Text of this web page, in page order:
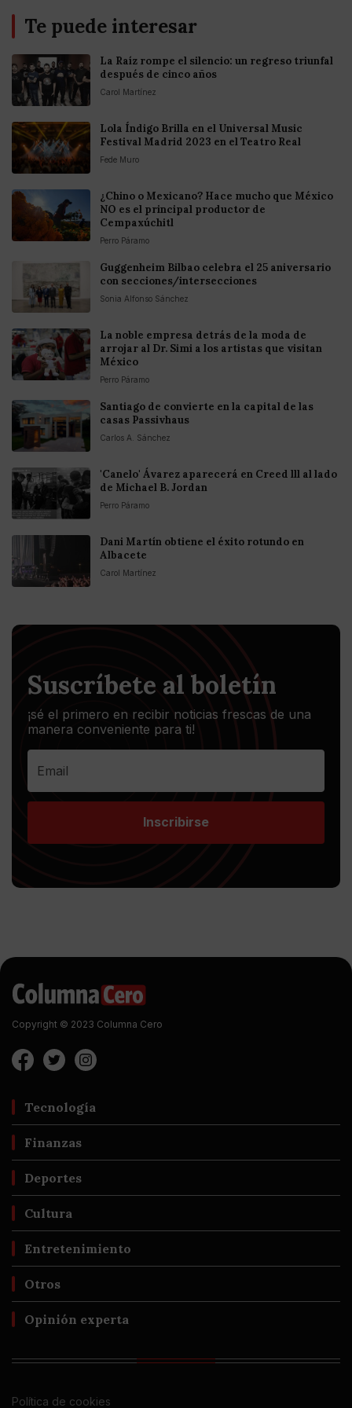
Te puede interesar
La Raíz rompe el silencio: un regreso triunfal
después de cinco años
Carol Martínez
Lola Índigo Brilla en el Universal Music
Festival Madrid 2023 en el Teatro Real
Fede Muro
¿Chino o Mexicano? Hace mucho que México
NO es el principal productor de
Cempaxúchitl
Perro Páramo
Guggenheim Bilbao celebra el 25 aniversario
con secciones/intersecciones
Sonia Alfonso Sánchez
La noble empresa detrás de la moda de
arrojar al Dr. Simi a los artistas que visitan
México
Perro Páramo
Santiago de convierte en la capital de las
casas Passivhaus
Carlos A. Sánchez
'Canelo' Ávarez aparecerá en Creed lll al lado
de Michael B. Jordan
Perro Páramo
Dani Martín obtiene el éxito rotundo en
Albacete
Carol Martínez
Suscríbete al boletín
¡sé el primero en recibir noticias frescas de una
manera conveniente para ti!
Inscribirse
Copyright © 2023 Columna Cero
Tecnología
Finanzas
Deportes
Cultura
Entretenimiento
Otros
Opinión experta
Política de cookies